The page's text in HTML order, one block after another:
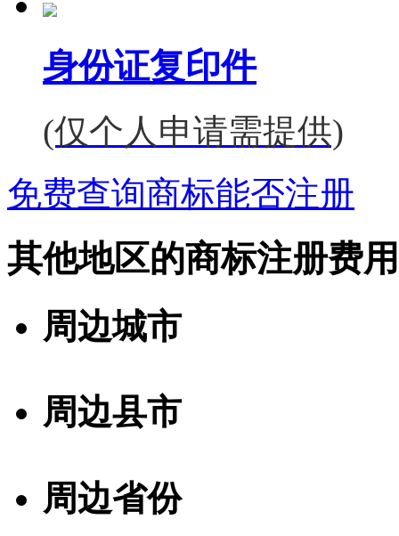
身份证复印件
(仅个人申请需提供)
免费查询商标能否注册
其他地区的商标注册费用
周边城市
周边县市
周边省份